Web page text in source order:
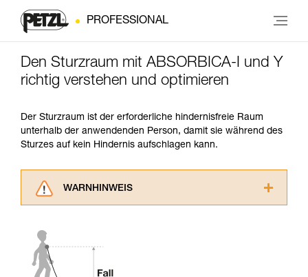
PROFESSIONAL
Den Sturzraum mit ABSORBICA-I und Y
richtig verstehen und optimieren
Der Sturzraum ist der erforderliche hindernisfreie Raum
unterhalb der anwendenden Person, damit sie während des
Sturzes auf kein Hindernis aufschlagen kann.
WARNHINWEIS
verstehen zu können, müssen Sie zuerst die in